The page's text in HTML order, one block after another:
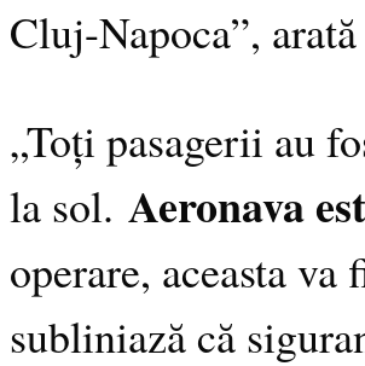
Cluj-Napoca”,
„Toți pasagerii au
la sol. Aeronava
operare, aceasta
subliniază că